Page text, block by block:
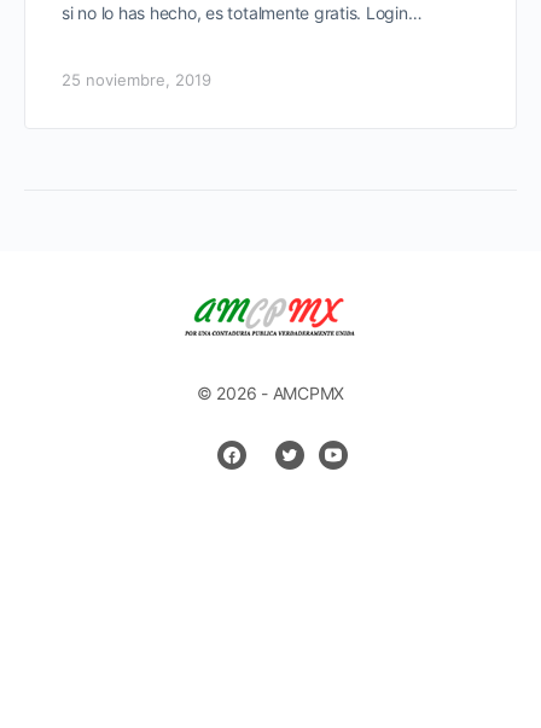
si no lo has hecho, es totalmente gratis. Login…
25 noviembre, 2019
© 2026 - AMCPMX